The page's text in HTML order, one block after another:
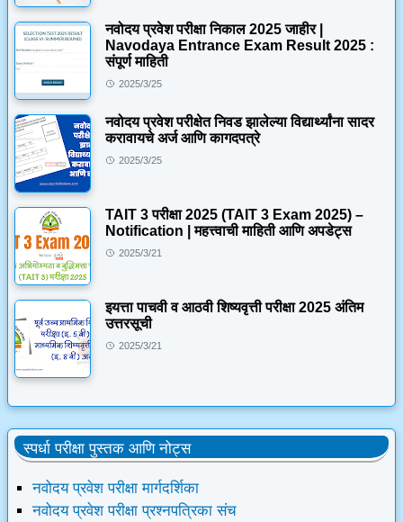
नवोदय प्रवेश परीक्षा निकाल 2025 जाहीर |
Navodaya Entrance Exam Result 2025 :
संपूर्ण माहिती
2025/3/25
नवोदय प्रवेश परीक्षेत निवड झालेल्या विद्यार्थ्यांना सादर
करावायचे अर्ज आणि कागदपत्रे
2025/3/25
TAIT 3 परीक्षा 2025 (TAIT 3 Exam 2025) –
Notification | महत्त्वाची माहिती आणि अपडेट्स
2025/3/21
इयत्ता पाचवी व आठवी शिष्यवृत्ती परीक्षा 2025 अंतिम
उत्तरसूची
2025/3/21
स्पर्धा परीक्षा पुस्तक आणि नोट्स
नवोदय प्रवेश परीक्षा मार्गदर्शिका
नवोदय प्रवेश परीक्षा प्रश्नपत्रिका संच